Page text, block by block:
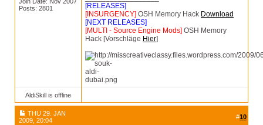
Posts: 2801
[RELEASES]
[INSURGENCY] OSH Memory Hack Download
[NEXT RELEASES]
[MULTI - Source Engine Mods] OSH Memory
Hack [Vorschläge Hier]
AldiSkill is offline
THU 29. JAN
2009, 20:04
#10